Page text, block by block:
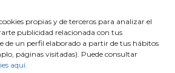
propias y de terceros para analizar el
publicidad relacionada con tus
de un perfil elaborado a partir de tus hábitos
páginas visitadas). Puede consultar
aquí.
rectificación, supresión, portabilidad,
automatizado de sus datos, cuando